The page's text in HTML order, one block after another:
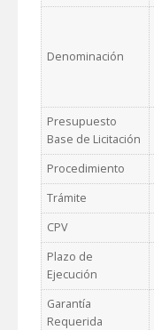
Denominación
Presupuesto
Base de Licitación
Procedimiento
Trámite
CPV
Plazo de
Ejecución
Garantía
Requerida